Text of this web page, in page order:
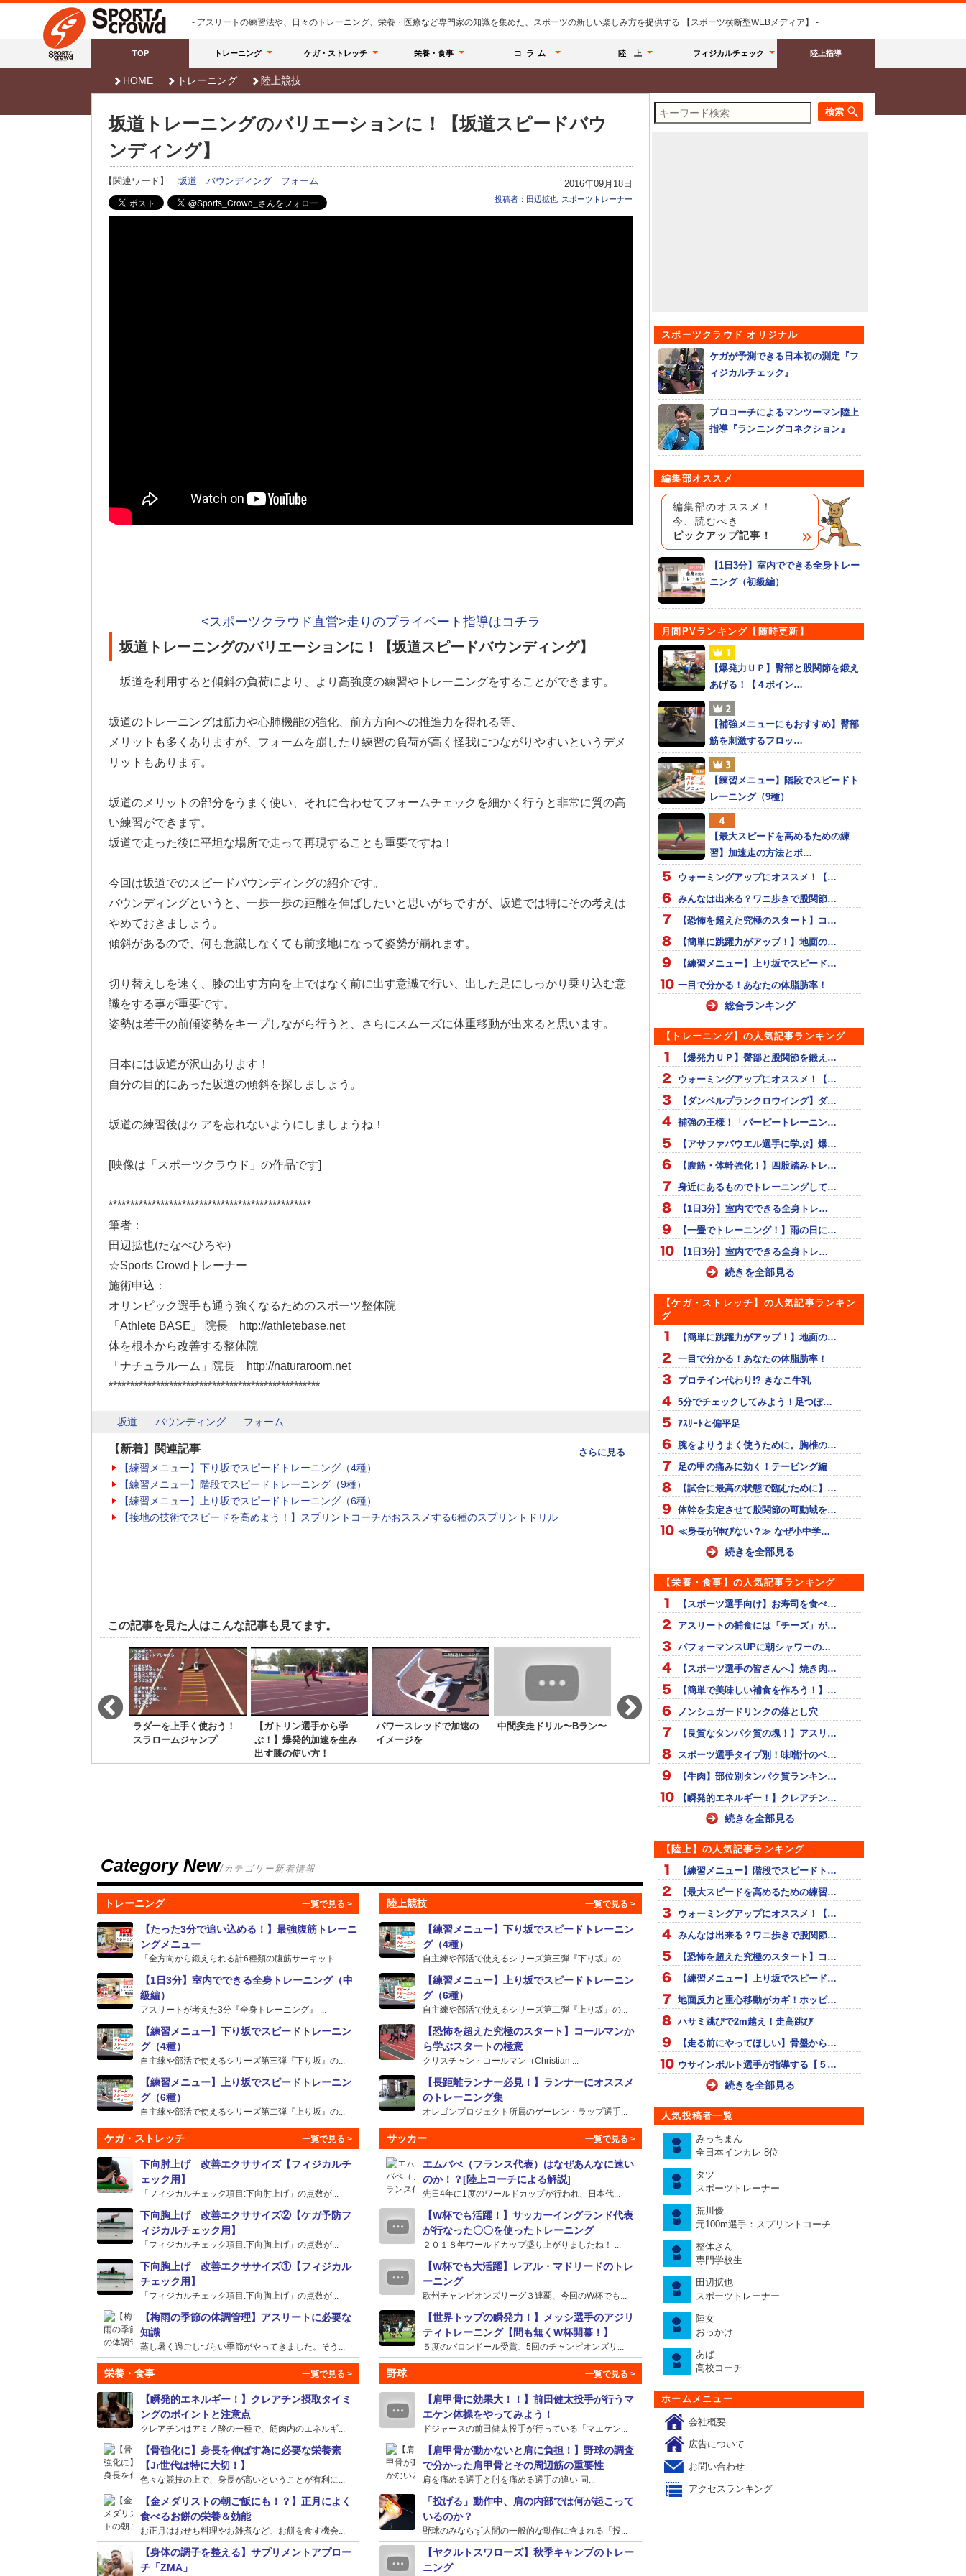
- アスリートの練習法や、日々のトレーニング、栄養・医療など専門家の知識を集めた、スポーツの新しい楽しみ方を提供する 【スポーツ横断型WEBメディア】 -
TOP トレーニング ケガ・ストレッチ 栄養・食事 コラム 陸 上 フィジカルチェック 陸上指導
HOME トレーニング 陸上競技
坂道トレーニングのバリエーションに！【坂道スピードバウ
ンディング】
【関連ワード】 坂道 バウンディング フォーム 2016年09月18日
投稿者：田辺拡也 スポーツトレーナー
<スポーツクラウド直営>走りのプライベート指導はコチラ
坂道トレーニングのバリエーションに！【坂道スピードバウンディング】
坂道を利用すると傾斜の負荷により、より高強度の練習やトレーニングをすることができます。
坂道のトレーニングは筋力や心肺機能の強化、前方方向への推進力を得れる等、
メリットも多くありますが、フォームを崩したり練習の負荷が高く怪我につながりやすいというデメ
リットもあります。
坂道のメリットの部分をうまく使い、それに合わせてフォームチェックを細かく行うと非常に質の高
い練習ができます。
坂道で走った後に平坦な場所で走って再現することも重要ですね！
今回は坂道でのスピードバウンディングの紹介です。
バウンディングというと、一歩一歩の距離を伸ばしたいと思いがちですが、坂道では特にその考えは
やめておきましょう。
傾斜があるので、何も意識しなくても前接地になって姿勢が崩れます。
切り替えしを速く、膝の出す方向を上ではなく前に出す意識で行い、出した足にしっかり乗り込む意
識をする事が重要です。
姿勢は若干の前傾姿勢をキープしながら行うと、さらにスムーズに体重移動が出来ると思います。
日本には坂道が沢山あります！
自分の目的にあった坂道の傾斜を探しましょう。
坂道の練習後はケアを忘れないようにしましょうね！
[映像は「スポーツクラウド」の作品です]
***********************************************
筆者：
田辺拡也(たなべひろや)
☆Sports Crowdトレーナー
施術申込：
オリンピック選手も通う強くなるためのスポーツ整体院
「Athlete BASE」 院長 http://athletebase.net
体を根本から改善する整体院
「ナチュラルーム」院長 http://naturaroom.net
*************************************************
坂道 バウンディング フォーム
【新着】関連記事 さらに見る
【練習メニュー】下り坂でスピードトレーニング（4種）
【練習メニュー】階段でスピードトレーニング（9種）
【練習メニュー】上り坂でスピードトレーニング（6種）
【接地の技術でスピードを高めよう！】スプリントコーチがおススメする6種のスプリントドリル
この記事を見た人はこんな記事も見てます。
ラダーを上手く使おう！
スラロームジャンプ
【ガトリン選手から学
ぶ！】爆発的加速を生み
出す膝の使い方！
パワースレッドで加速の
イメージを
中間疾走ドリル〜Bラン〜
冬季トレーニング〜ハー
ドルでカラ走り〜
足が速くなる！縄跳びが
及ぼす効果とは！？
Category New/カテゴリー新着情報
トレーニング
【たった3分で追い込める！】最強腹筋トレーニ
ングメニュー
「全方向から鍛えられる計6種類の腹筋サーキット...
【1日3分】室内でできる全身トレーニング（中
級編）
アスリートが考えた3分『全身トレーニング』 ...
【練習メニュー】下り坂でスピードトレーニン
グ（4種）
自主練や部活で使えるシリーズ第三弾『下り坂』の...
【練習メニュー】上り坂でスピードトレーニン
グ（6種）
自主練や部活で使えるシリーズ第二弾『上り坂』の...
陸上競技
【練習メニュー】下り坂でスピードトレーニン
グ（4種）
自主練や部活で使えるシリーズ第三弾『下り坂』の...
【練習メニュー】上り坂でスピードトレーニン
グ（6種）
自主練や部活で使えるシリーズ第二弾『上り坂』の...
【恐怖を超えた究極のスタート】コールマンか
ら学ぶスタートの極意
クリスチャン・コールマン（Christian ...
【長距離ランナー必見！】ランナーにオススメ
のトレーニング集
オレゴンプロジェクト所属のゲーレン・ラップ選手...
ケガ・ストレッチ
下向肘上げ 改善エクササイズ【フィジカルチ
ェック用】
「フィジカルチェック項目:下向肘上げ」の点数が...
下向胸上げ 改善エクササイズ②【ケガ予防フ
ィジカルチェック用】
「フィジカルチェック項目:下向胸上げ」の点数が...
下向胸上げ 改善エクササイズ①【フィジカル
チェック用】
「フィジカルチェック項目:下向胸上げ」の点数が...
【梅雨の季節の体調管理】アスリートに必要な
知識
蒸し暑く過ごしづらい季節がやってきました。そう...
サッカー
エムバぺ（フランス代表）はなぜあんなに速い
のか！？[陸上コーチによる解説]
先日4年に1度のワールドカップが行われ、日本代...
【W杯でも活躍！】サッカーイングランド代表
が行なった〇〇を使ったトレーニング
２０１８年ワールドカップ盛り上がりましたね！ ...
【W杯でも大活躍】レアル・マドリードのトレ
ーニング
欧州チャンピオンズリーグ３連覇、今回のW杯でも...
【世界トップの瞬発力！】メッシ選手のアジリ
ティトレーニング【間も無くW杯開幕！】
５度のバロンドール受賞、5回のチャンピオンズリ...
栄養・食事
【瞬発的エネルギー！】クレアチン摂取タイミ
ングのポイントと注意点
クレアチンはアミノ酸の一種で、筋肉内のエネルギ...
【骨強化に】身長を伸ばす為に必要な栄養素
【Jr世代は特に大切！】
色々な競技の上で、身長が高いということが有利に...
【金メダリストの朝ご飯にも！？】正月によく
食べるお餅の栄養＆効能
お正月はおせち料理やお雑煮など、お餅を食す機会...
【身体の調子を整える】サプリメントアプロー
チ「ZMA」
野球
【肩甲骨に効果大！！】前田健太投手が行うマ
エケン体操をやってみよう！
ドジャースの前田健太投手が行っている「マエケン...
【肩甲骨が動かないと肩に負担！】野球の調査
で分かった肩甲骨とその周辺筋の重要性
肩を痛める選手と肘を痛める選手の違い 同...
「投げる」動作中、肩の内部では何が起こって
いるのか？
野球のみならず人間の一般的な動作に含まれる「投...
【ヤクルトスワローズ】秋季キャンプのトレー
ニング
スポーツクラウド オリジナル
ケガが予測できる日本初の測定『フ
ィジカルチェック』
プロコーチによるマンツーマン陸上
指導『ランニングコネクション』
編集部オススメ
編集部のオススメ！
今、読むべき
ピックアップ記事！
【1日3分】室内でできる全身トレー
ニング（初級編）
月間PVランキング【随時更新】
【爆発力ＵＰ】臀部と股関節を鍛え
あげる！【４ポイン…
【補強メニューにもおすすめ】臀部
筋を刺激するフロッ…
【練習メニュー】階段でスピードト
レーニング（9種）
【最大スピードを高めるための練
習】加速走の方法とポ…
ウォーミングアップにオススメ！【…
みんなは出来る？ワニ歩きで股関節…
【恐怖を超えた究極のスタート】コ…
【簡単に跳躍力がアップ！】地面の…
【練習メニュー】上り坂でスピード…
一目で分かる！あなたの体脂肪率！
総合ランキング
【トレーニング】の人気記事ランキング
【爆発力ＵＰ】臀部と股関節を鍛え…
ウォーミングアップにオススメ！【…
【ダンベルプランクロウイング】ダ…
補強の王様！「バーピートレーニン…
【アサファパウエル選手に学ぶ】爆…
【腹筋・体幹強化！】四股踏みトレ…
身近にあるものでトレーニングして…
【1日3分】室内でできる全身トレ…
【一畳でトレーニング！】雨の日に…
【1日3分】室内でできる全身トレ…
続きを全部見る
【ケガ・ストレッチ】の人気記事ランキン
グ
【簡単に跳躍力がアップ！】地面の…
一目で分かる！あなたの体脂肪率！
プロテイン代わり!? きなこ牛乳
5分でチェックしてみよう！足つぼ…
ｱｽﾘｰﾄと偏平足
腕をよりうまく使うために。胸椎の…
足の甲の痛みに効く！テーピング編
【試合に最高の状態で臨むために】…
体幹を安定させて股関節の可動域を…
≪身長が伸びない？≫ なぜ小中学…
続きを全部見る
【栄養・食事】の人気記事ランキング
【スポーツ選手向け】お寿司を食べ…
アスリートの捕食には「チーズ」が…
パフォーマンスUPに朝シャワーの…
【スポーツ選手の皆さんへ】焼き肉…
【簡単で美味しい補食を作ろう！】…
ノンシュガードリンクの落とし穴
【良質なタンパク質の塊！】アスリ…
スポーツ選手タイプ別！味噌汁のベ…
【牛肉】部位別タンパク質ランキン…
【瞬発的エネルギー！】クレアチン…
続きを全部見る
【陸上】の人気記事ランキング
【練習メニュー】階段でスピードト…
【最大スピードを高めるための練習…
ウォーミングアップにオススメ！【…
みんなは出来る？ワニ歩きで股関節…
【恐怖を超えた究極のスタート】コ…
【練習メニュー】上り坂でスピード…
地面反力と重心移動がカギ！ホッピ…
ハサミ跳びで2m越え！走高跳び
【走る前にやってほしい】骨盤から…
ウサインボルト選手が指導する【５…
続きを全部見る
人気投稿者一覧
みっちまん
全日本インカレ 8位
タツ
スポーツトレーナー
荒川優
元100m選手：スプリントコーチ
整体さん
専門学校生
田辺拡也
スポーツトレーナー
陸女
おっかけ
あば
高校コーチ
ホームメニュー
会社概要
広告について
お問い合わせ
アクセスランキング